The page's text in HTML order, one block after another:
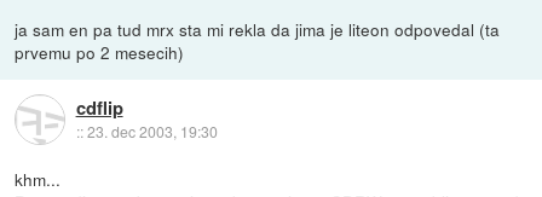
ja sam en pa tud mrx sta mi rekla da jima je liteon odpovedal (ta
prvemu po 2 mesecih)
cdflip
::23. dec 2003, 19:30
khm...